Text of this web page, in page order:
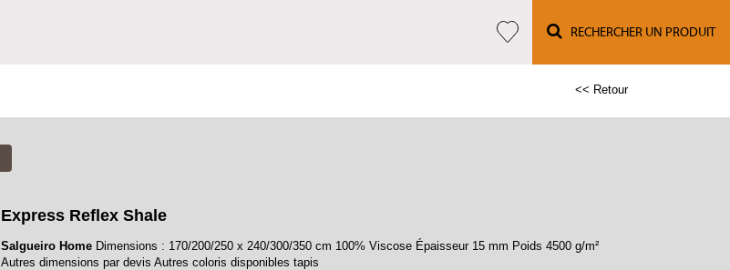
RECHERCHER UN PRODUIT
<< Retour
Express Reflex Shale
Salgueiro Home Dimensions : 170/200/250 x 240/300/350 cm 100% Viscose Épaisseur 15 mm Poids 4500 g/m²
Autres dimensions par devis Autres coloris disponibles tapis